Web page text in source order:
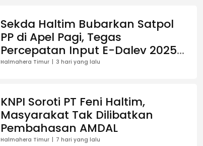
Sekda Haltim Bubarkan Satpol
PP di Apel Pagi, Tegas
Percepatan Input E-Dalev 2025-
2026
Halmahera Timur 3 hari yang lalu
KNPI Soroti PT Feni Haltim,
Masyarakat Tak Dilibatkan
Pembahasan AMDAL
Halmahera Timur 7 hari yang lalu